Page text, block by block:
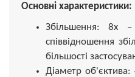
Основні характеристики:
Збільшення: 8x –
співвідношення
більшості
Діаметр